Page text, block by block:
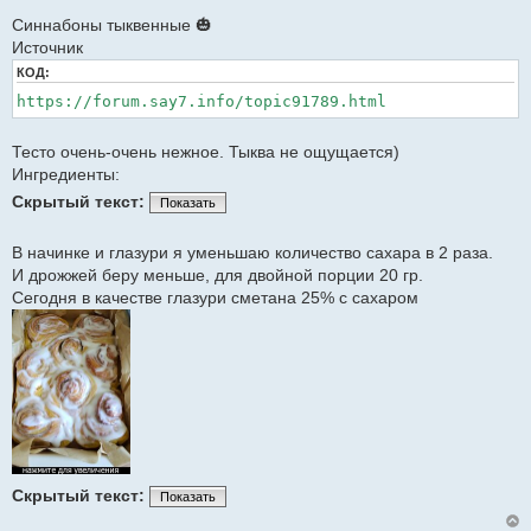
о
б
щ
е
и
е
Синнабоны тыквенные 🎃
Источник
КОД:
https://forum.say7.info/topic91789.html
Тесто очень-очень нежное. Тыква не ощущается)
Ингредиенты:
Скрытый текст:
Показать
В начинке и глазури я уменьшаю количество сахара в 2 раза.
И дрожжей беру меньше, для двойной порции 20 гр.
Сегодня в качестве глазури сметана 25% с сахаром
Скрытый текст: Показать